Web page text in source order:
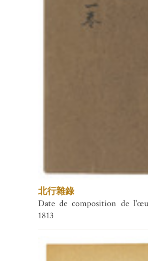
北行雜錄
Date de composition de
1813